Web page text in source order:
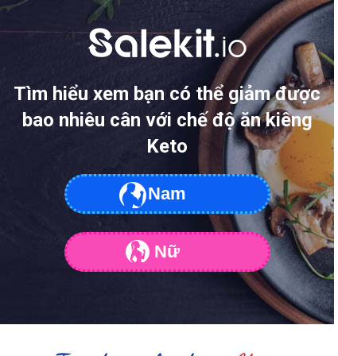
Tìm hiểu xem bạn có thể giảm được
bao nhiêu cân với chế độ ăn kiêng
Keto
Nữ
Nam